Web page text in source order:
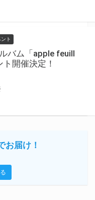
ト
バム「apple feuill
開催決定！
届け！